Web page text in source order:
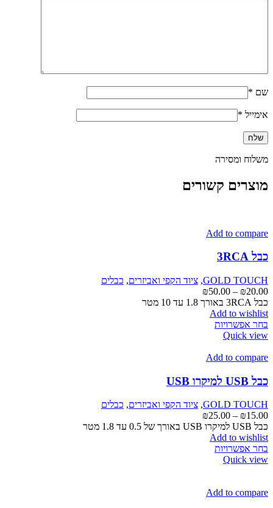
שם *
אימייל *
משלוח ומסירה
מוצרים קשורים
Add to compare
כבל 3RCA
GOLD TOUCH
, ציוד הקפי ואביזרים, כבלים
₪20.00
–
₪50.00
מחירים:
כבל 3RCA באורך 1.8 עד 10 מטר
Add to wishlist
בחר אפשרויות
מספר
ניתן
לבחור
את
האפשרויות
בעמוד
המוצר
Quick view
Add to compare
כבל USB למיקרו USB
GOLD TOUCH
, ציוד הקפי ואביזרים, כבלים
₪15.00
–
₪25.00
מחירים:
כבל USB למיקרו USB באורך של 0.5 עד 1.8 מטר
Add to wishlist
בחר אפשרויות
סוגים.
Quick view
Add to compare